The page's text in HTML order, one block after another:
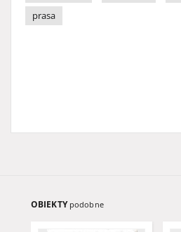
prasa
OBIEKTY podobne